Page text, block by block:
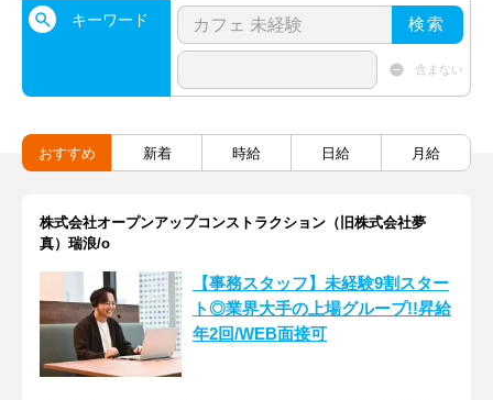
キーワード 検索
含まない
おすすめ 新着 時給 日給 月給
株式会社オープンアップコンストラクション（旧株式会社夢
真）瑞浪/o
【事務スタッフ】未経験9割スター
ト◎業界大手の上場グループ!!昇給
年2回/WEB面接可